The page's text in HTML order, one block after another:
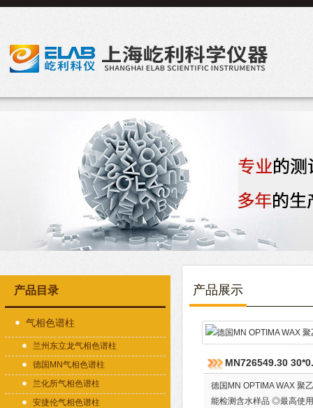
产品目录
气相色谱柱
兰州东立龙气相色谱柱
德国MN气相色谱柱
兰化所气相色谱柱
安捷伦气相色谱柱
产品展示
MN726549.30
德国MN OPTIMA WAX 聚
能检测含水样品 ◎最高使